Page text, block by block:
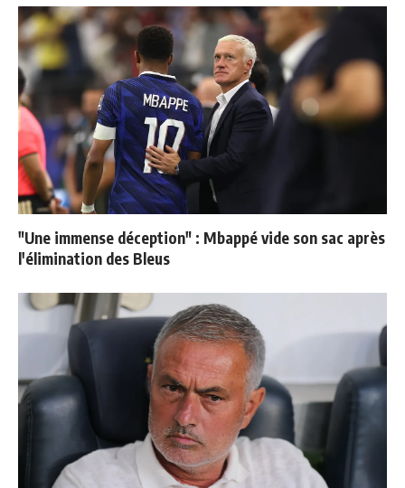
"Une immense déception" : Mbappé vide son sac après
l'élimination des Bleus